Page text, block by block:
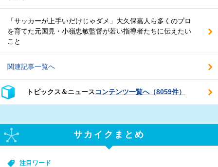
「サッカーが上手いだけじゃダメ」大久保嘉人ら多くのプロ
を育てた元国見・小嶺忠敏監督が若い指導者たちに伝えたい
こと
関連記事一覧へ
トピックス＆ニュースコンテンツ一覧へ（8059件）
サカイクまとめ
注目ワード